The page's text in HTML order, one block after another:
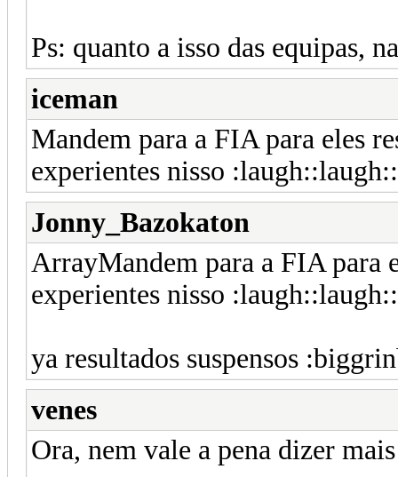
Ps: quanto a isso das equipas,
iceman
Mandem para a FIA para eles
experientes nisso
Jonny_Bazokaton
ArrayMandem para a FIA para
experientes nisso
ya resultados suspensos
venes
Ora, nem vale a pena dizer